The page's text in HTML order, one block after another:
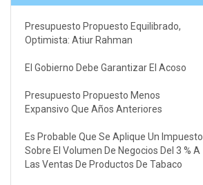
Presupuesto Propuesto Equilibrado,
Optimista: Atiur Rahman
El Gobierno Debe Garantizar El Acoso
Presupuesto Propuesto Menos
Expansivo Que Años Anteriores
Es Probable Que Se Aplique Un Impuesto
Sobre El Volumen De Negocios Del 3 % A
Las Ventas De Productos De Tabaco